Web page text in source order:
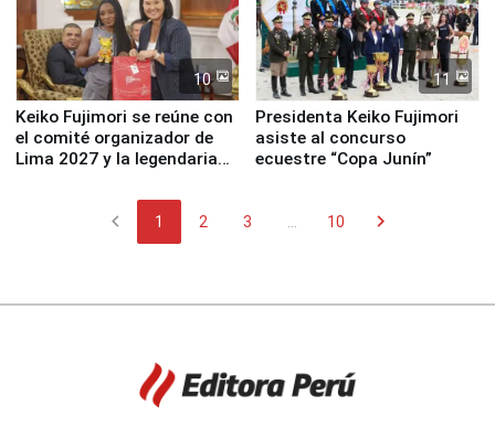
10
Keiko Fujimori se reúne con
el comité organizador de
Lima 2027 y la legendaria
11
Presidenta Keiko Fujimori
asiste al concurso
ecuestre “Copa Junín”
chevron_left 1 2 3 10 chevron_right